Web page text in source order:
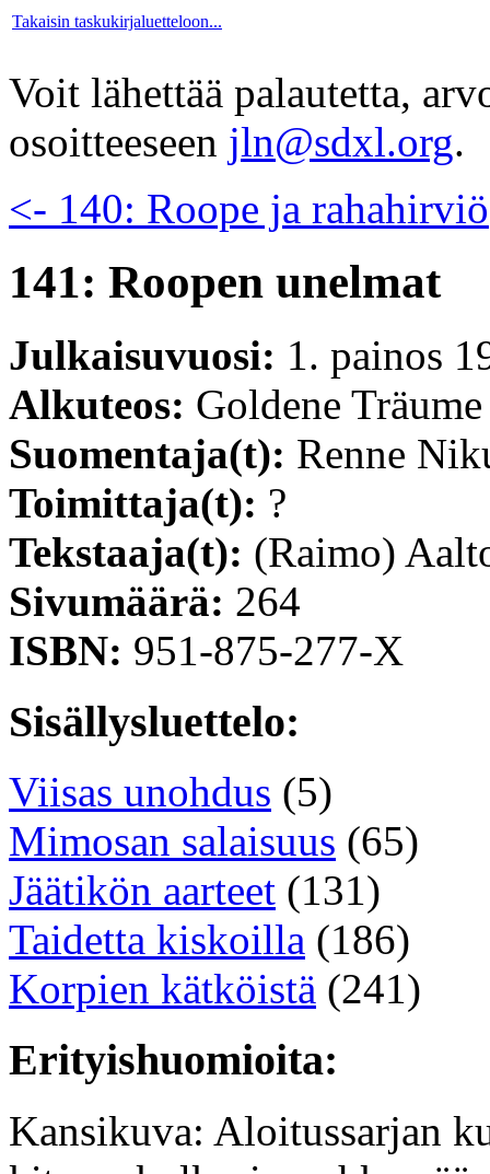
Takaisin taskukirjaluetteloon...
Voit lähettää palautetta,
osoitteeseen jln@sdxl.org.
<- 140: Roope ja rahahirviö
141: Roopen unelmat
Julkaisuvuosi: 1. painos
Alkuteos: Goldene Träume
Suomentaja(t): Renne
Toimittaja(t): ?
Tekstaaja(t): (Raimo)
Sivumäärä: 264
ISBN: 951-875-277-X
Sisällysluettelo:
Viisas unohdus (5)
Mimosan salaisuus (65)
Jäätikön aarteet (131)
Taidetta kiskoilla (186)
Korpien kätköistä (241)
Erityishuomioita:
Kansikuva: Aloitussarjan